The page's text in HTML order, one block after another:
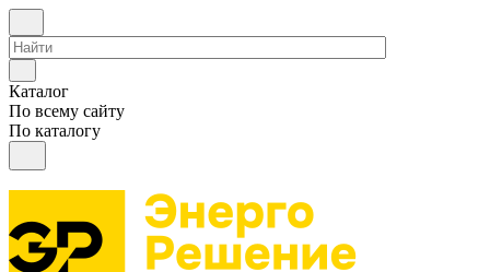
Каталог
По всему сайту
По каталогу